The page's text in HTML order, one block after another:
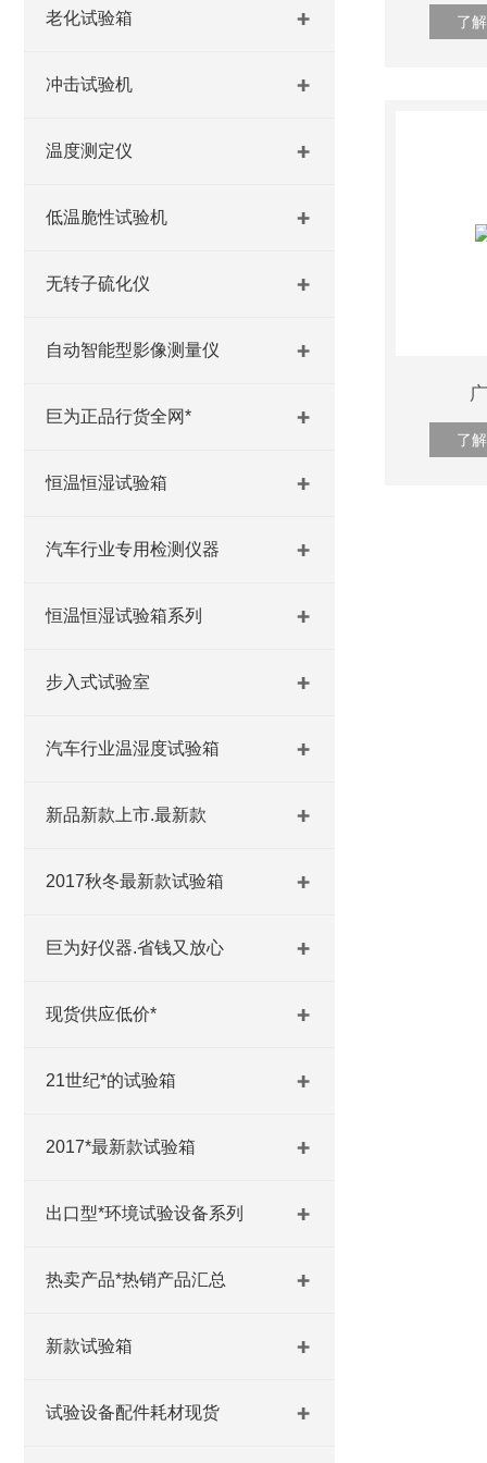
老化试验箱
冲击试验机
温度测定仪
低温脆性试验机
无转子硫化仪
自动智能型影像测量仪
巨为正品行货全网*
恒温恒湿试验箱
汽车行业专用检测仪器
恒温恒湿试验箱系列
步入式试验室
汽车行业温湿度试验箱
新品新款上市.最新款
2017秋冬最新款试验箱
巨为好仪器.省钱又放心
现货供应低价*
21世纪*的试验箱
2017*最新款试验箱
出口型*环境试验设备系列
热卖产品*热销产品汇总
新款试验箱
试验设备配件耗材现货
了
了